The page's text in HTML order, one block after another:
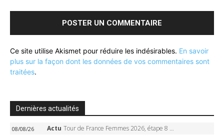
Ce site utilise Akismet pour réduire les indésirables. En savoir
plus sur la façon dont les données de vos commentaires sont
traitées.
Dernières actualités
08/08/26 Actu Tour de France Femmes 2026, étape 8 – Demi Vollering gagne à Nice, reprend le jaune, Niewiadoma à 8 secondes